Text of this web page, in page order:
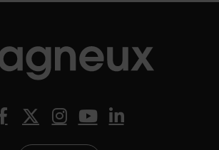
Facebook
X (Twitter)
Instagram
YouTube
LinkedIn